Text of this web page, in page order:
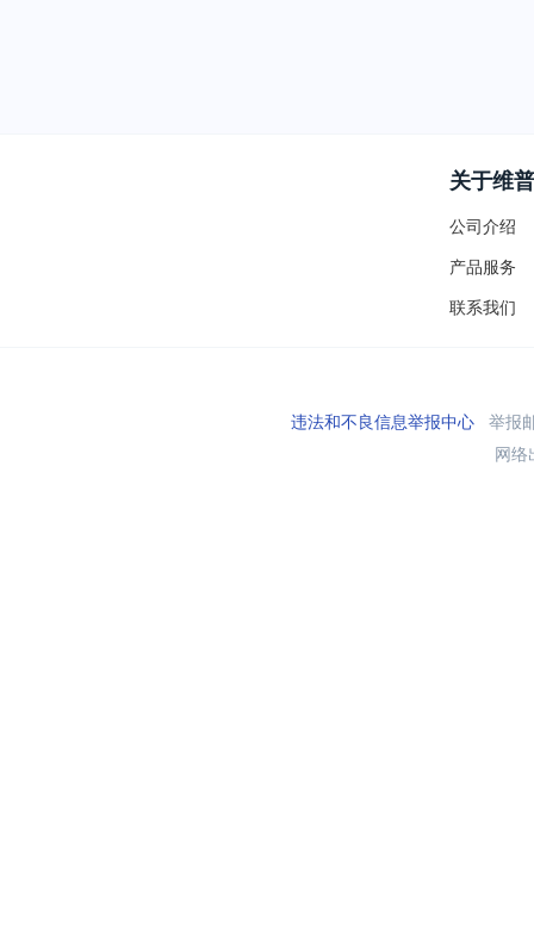
关于维普
公司介绍
产品服务
联系我们
违法和不良信息举报中心举报
网